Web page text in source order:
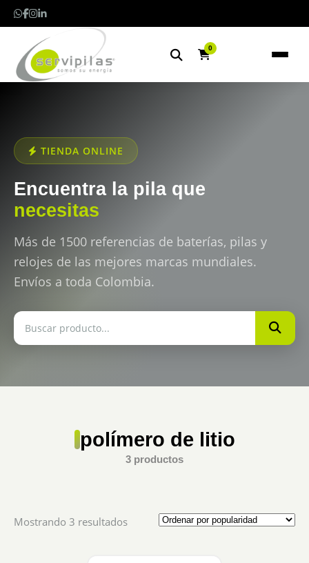
0
TIENDA ONLINE
Encuentra la pila que
necesitas
Más de 1500 referencias de baterías, pilas y
relojes de las mejores marcas mundiales.
Envíos a toda Colombia.
polímero de litio
3 productos
Mostrando 3 resultadosSorted